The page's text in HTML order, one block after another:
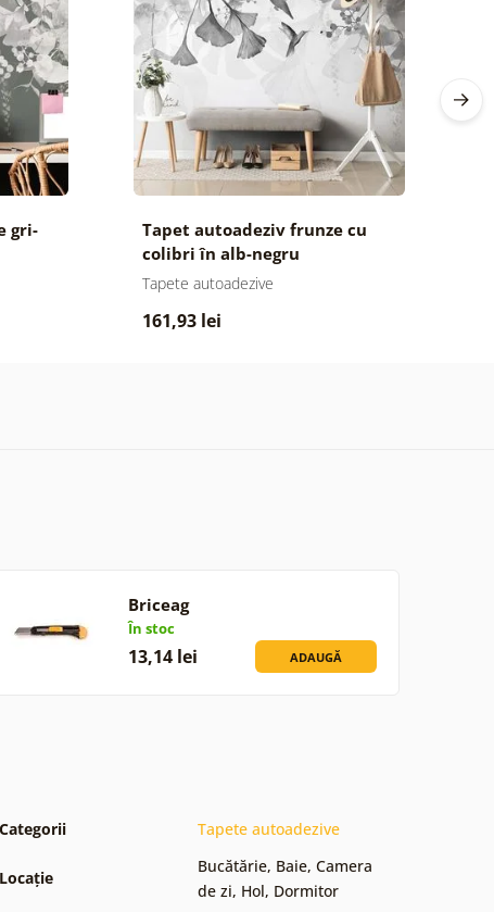
gri-
Tapet autoadeziv frunze cu
colibri în alb-negru
Tapete autoadezive
161,93 lei
Briceag
În stoc
13,14 lei ADAUGĂ
Categorii Tapete autoadezive
Locație
Bucătărie, Baie, Camera
de zi, Hol, Dormitor